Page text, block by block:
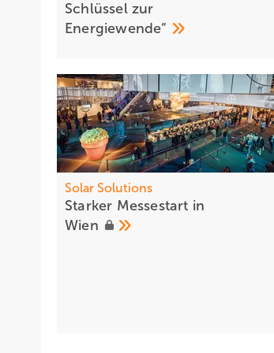
Schlüssel zur
Energiewende“
Solar Solutions
Starker Messe start in
Wien